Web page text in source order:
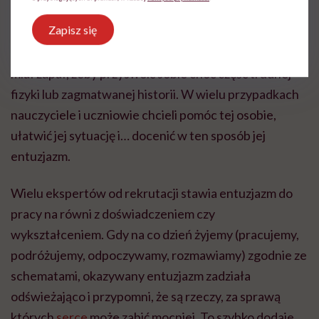
radości życia. Pewnie wszyscy pamiętamy sytuację ze
szkoły, kiedy ktoś nie najlepiej radził sobie z jakimś
miał zapał, żeby przyswoić sobie choć część trudnej
fizyki lub zagmatwanej historii. W wielu przypadkach
nauczyciele i uczniowie chcieli pomóctej osobie,
ułatwić jej sytuację i… docenić w ten sposób jej
entuzjazm.
Wielu ekspertów od rekrutacji stawia entuzjazm do
pracy na równi z doświadczeniem czy
wykształceniem. Gdy na co dzień żyjemy (pracujemy,
podróżujemy, odpoczywamy, rozmawiamy) zgodnie ze
schematami, okazywany entuzjazm zadziała
odświeżająco i przypomni, że są rzeczy, za sprawą
Zapisz się